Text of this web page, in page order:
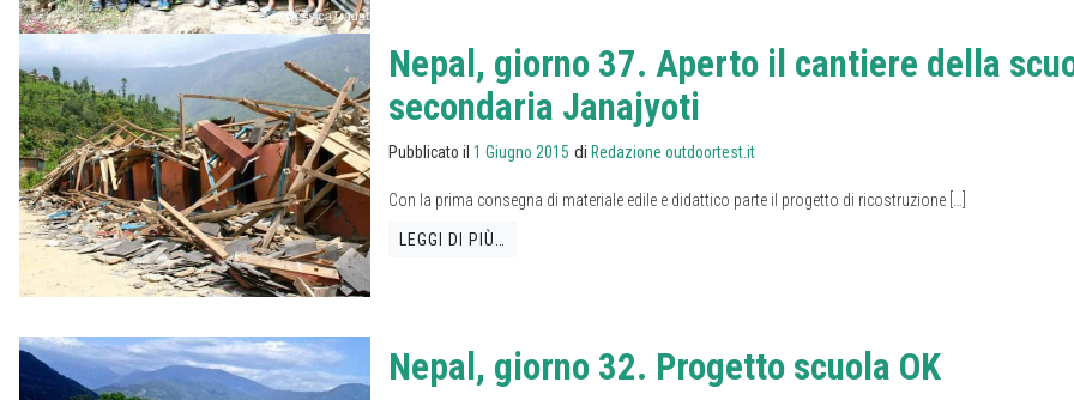
Nepal, giorno 37. Aperto il cantiere della
secondaria Janajyoti
Pubblicato il 1 Giugno 2015 di Redazione outdoortest.it
Con la prima consegna di materiale edile e didattico parte il progetto di ricostruzione […]
LEGGI DI PIÙ…
Nepal, giorno 32. Progetto scuola OK